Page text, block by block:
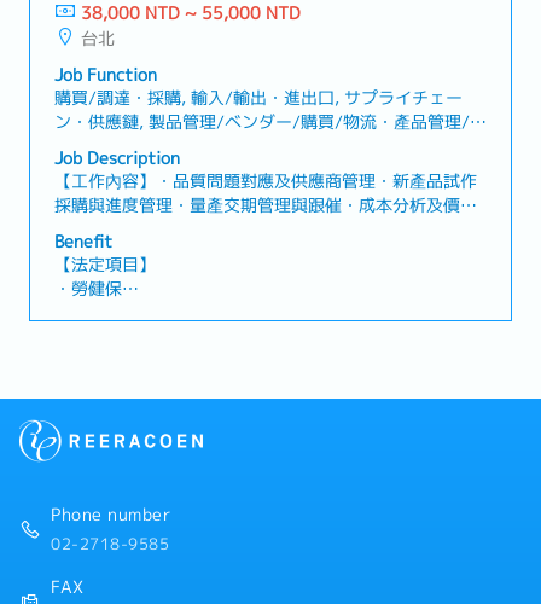
【公司福利】
・年終獎金：依照公司業績狀況及考核評價 過往實績4~5
個月
・到職後3個月將依考核調薪
・通勤津貼(住家~公司)
・三節獎金(中秋、端午、農曆年終獎金)
・婚喪喜慶補助 (含結婚禮金、生育津貼)
・員工團體保險、年度健檢、部門聚餐
・滿1年後享有地區津貼，薪資再加NT$5,800、國外員工
旅遊（過往實績：北海道,泰國）
38,000 NTD ~ 55,000 NTD
台北
Job Function
購買/調達・採購, 輸入/輸出・進出口, サプライチェー
ン・供應鏈, 製品管理/ベンダー/購買/物流・產品管理/供
應商/採購/物流
Job Description
【工作內容】・品質問題對應及供應商管理・新產品試作
採購與進度管理・量產交期管理與跟催・成本分析及價格
談判・國內外供應商聯繫與協調・日文、英文郵件及文件
處理・參與日文會議並進行溝通協調
Benefit
【法定項目】
・勞健保
【企業福利制度】
・1年2次績效獎金
・特定社休日、預支假制度、獎勵休假規定 - 生日假、活
・年度定期健康檢查
・教育訓練(日本一年研修、語言學習補助)、海外派駐制
Phone number
02-2718-9585
FAX